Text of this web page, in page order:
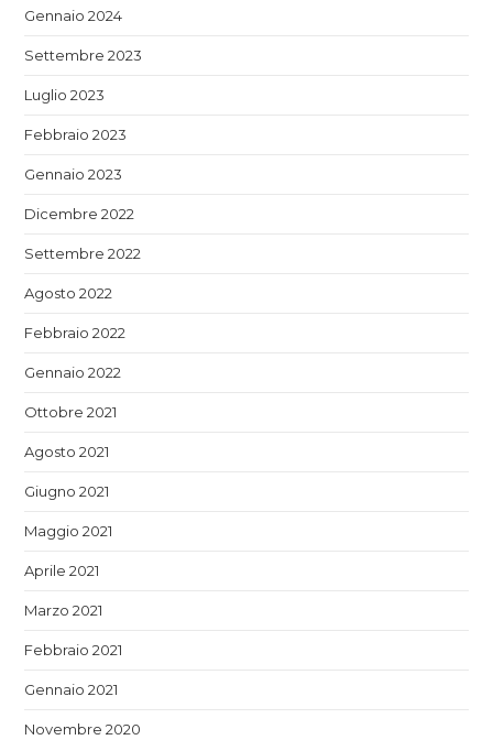
Gennaio 2024
Settembre 2023
Luglio 2023
Febbraio 2023
Gennaio 2023
Dicembre 2022
Settembre 2022
Agosto 2022
Febbraio 2022
Gennaio 2022
Ottobre 2021
Agosto 2021
Giugno 2021
Maggio 2021
Aprile 2021
Marzo 2021
Febbraio 2021
Gennaio 2021
Novembre 2020